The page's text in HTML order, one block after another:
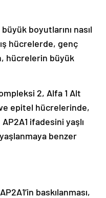
boyutlarını nasıl
hücrelerde, genç
hücrelerin büyük
2, Alfa 1 Alt
epitel hücrelerinde,
ifadesini yaşlı
benzer
baskılanması,